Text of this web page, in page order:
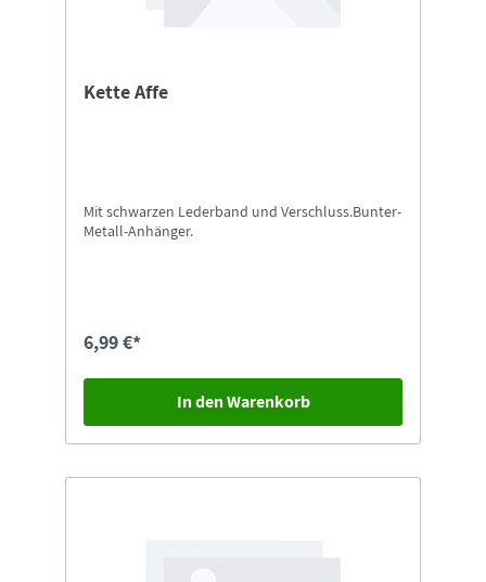
Kette Affe
Mit schwarzen Lederband und Verschluss.Bunter-
Metall-Anhänger.
6,99 €*
In den Warenkorb